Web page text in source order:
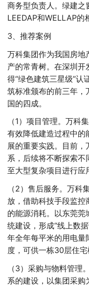
商务型负责人。绿建之
LEEDAP和WELLAP的
3、推荐案例
万科集团作为我国房地
产的常青树。在深圳
得“绿色建筑三星级”认
筑标准颁布的前三年，
国的四成。
（1）项目管理。万科
有效降低建造过程中的
展的重要实践。目前，
系，后续将不断探索
至大型复杂项目进行应
（2）售后服务。万科
放，借助科技手段监
的能源消耗。以东莞
统建设，形成“线上数
年全年每平米的用电
度，可供一栋30层住宅
（3）采购与物料管
系的建设，以集团采购